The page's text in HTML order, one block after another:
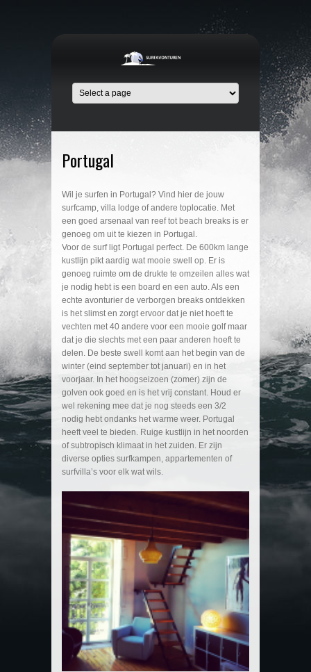
Portugal
Wil je surfen in Portugal? Vind hier de jouw
surfcamp, villa lodge of andere toplocatie. Met
een goed arsenaal van reef tot beach breaks is er
genoeg om uit te kiezen in Portugal.
Voor de surf ligt Portugal perfect. De 600km lange
kustlijn pikt aardig wat mooie swell op. Er is
genoeg ruimte om de drukte te omzeilen alles wat
je nodig hebt is een board en een auto. Als een
echte avonturier de verborgen breaks ontdekken
is het slimst en zorgt ervoor dat je niet hoeft te
vechten met 40 andere voor een mooie golf maar
dat je die slechts met een paar anderen hoeft te
delen. De beste swell komt aan het begin van de
winter (eind september tot januari) en in het
voorjaar. In het hoogseizoen (zomer) zijn de
golven ook goed en is het vrij constant. Houd er
wel rekening mee dat je nog steeds een 3/2
nodig hebt ondanks het warme weer. Portugal
heeft veel te bieden. Ruige kustlijn in het noorden
of subtropisch klimaat in het zuiden. Er zijn
diverse opties surfkampen, appartementen of
surfvilla’s voor elk wat wils.